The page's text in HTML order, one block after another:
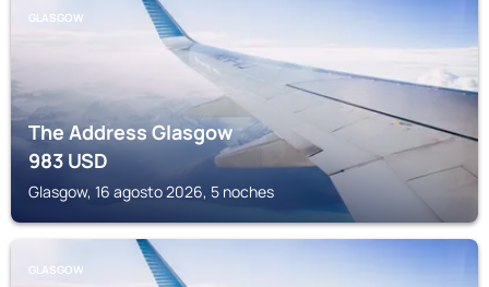
GLASGOW
The Address Glasgow
983USD
Glasgow, 16 agosto 2026, 5 noches
GLASGOW